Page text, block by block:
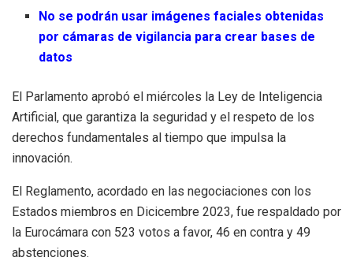
No se podrán usar imágenes faciales obtenidas
por cámaras de vigilancia para crear bases de
datos
El Parlamento aprobó el miércoles la Ley de Inteligencia
Artificial, que garantiza la seguridad y el respeto de los
derechos fundamentales al tiempo que impulsa la
innovación.
El Reglamento, acordado en las negociaciones con los
Estados miembros en Dicicembre 2023, fue respaldado por
la Eurocámara con 523 votos a favor, 46 en contra y 49
abstenciones.